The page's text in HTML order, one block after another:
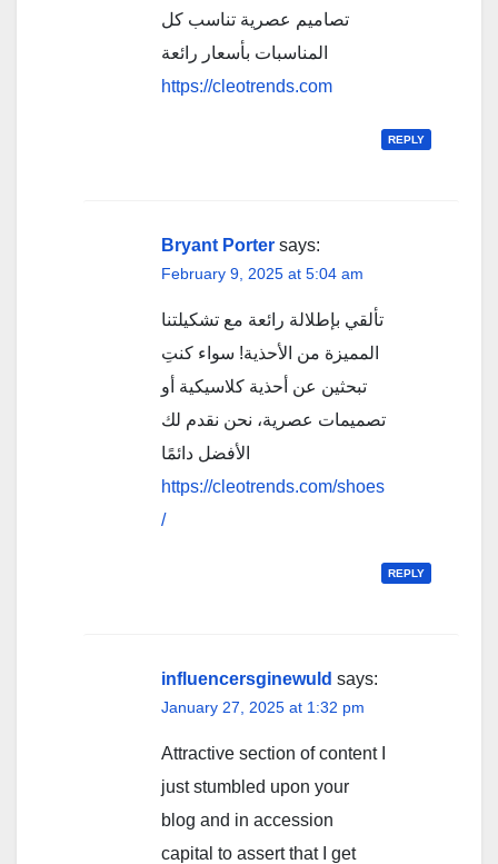
تصاميم عصرية تناسب كل
المناسبات بأسعار رائعة
https://cleotrends.com
REPLY
Bryant Porter says:
February 9, 2025 at 5:04 am
تألقي بإطلالة رائعة مع تشكيلتنا
المميزة من الأحذية! سواء كنتِ
تبحثين عن أحذية كلاسيكية أو
تصميمات عصرية، نحن نقدم لك
الأفضل دائمًا
https://cleotrends.com/shoes
/
REPLY
influencersginewuld says:
January 27, 2025 at 1:32 pm
Attractive section of content I
just stumbled upon your
blog and in accession
capital to assert that I get